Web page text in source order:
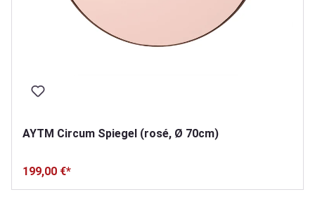
AYTM Circum Spiegel (rosé, Ø 70cm)
199,00 €*